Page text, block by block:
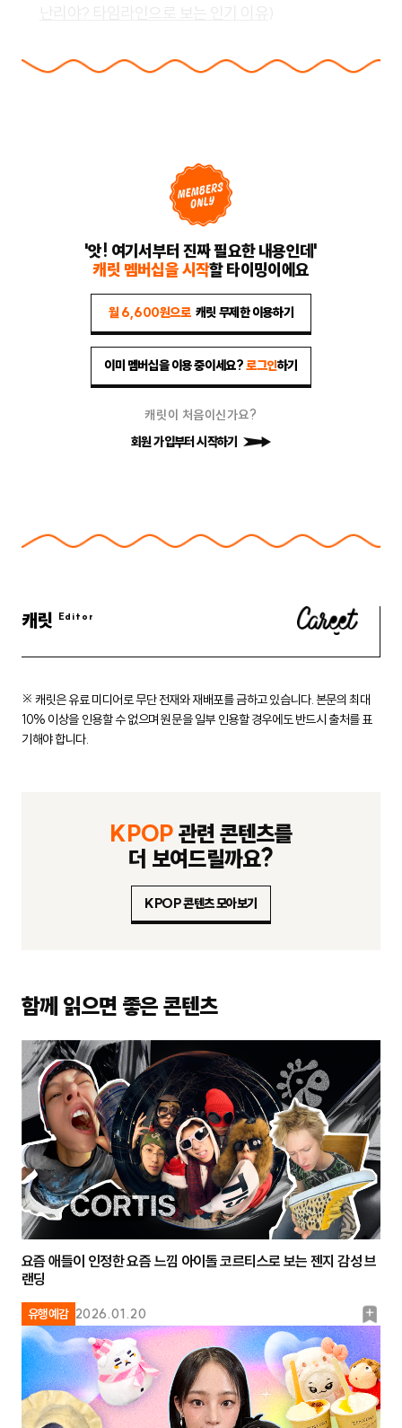
난리야? 타임라인으로 보는 인기 이유
'앗! 여기서부터 진짜 필요한 내용인데'
캐릿 멤버십을 시작할 타이밍이에요
월 6,600원으로 캐릿 무제한 이용하기
이미 멤버십을 이용 중이세요?로그인하기
캐릿이 처음이신가요?
회원 가입부터 시작하기
캐릿
※ 캐릿은 유료 미디어로 무단 전재와 재배포를 금하고 있습니다. 본문의 최대
10% 이상을 인용할 수 없으며 원문을 일부 인용할 경우에도반드시 출처를 표
기해야 합니다.
KPOP 관련 콘텐츠를
더 보여드릴까요?
KPOP 콘텐츠 모아보기
함께 읽으면 좋은 콘텐츠
유행예감 2026.01.20
북
마
크
요즘 애들이 인정한 요즘 느낌 아이돌 코르티스로 보는 젠지 감성 브
랜딩